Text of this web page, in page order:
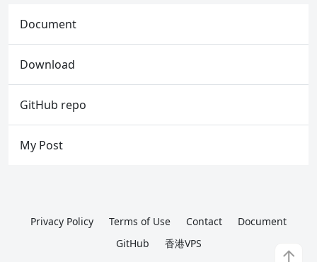
Document
Download
GitHub repo
My Post
↑
Privacy Policy Terms of Use Contact
Document
GitHub
香港VPS